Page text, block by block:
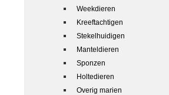
Weekdieren
Kreeftachtigen
Stekelhuidigen
Manteldieren
Sponzen
Holtedieren
Overig marien